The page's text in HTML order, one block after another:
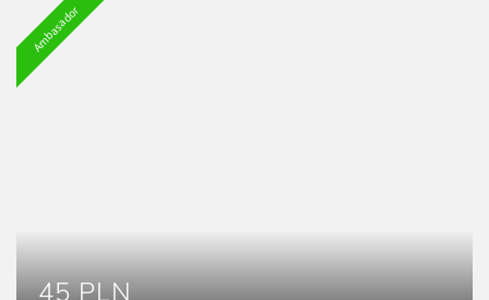
Ambasador
45 PLN